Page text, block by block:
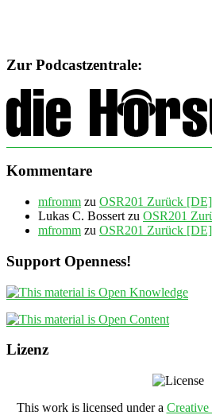
Zur Podcastzentrale:
Kommentare
mfromm zu OSR201 Zurück [DE]
Lukas C. Bossert zu OSR201
mfromm zu OSR201 Zurück [DE]
Support Openness!
Lizenz
This work is licensed under a